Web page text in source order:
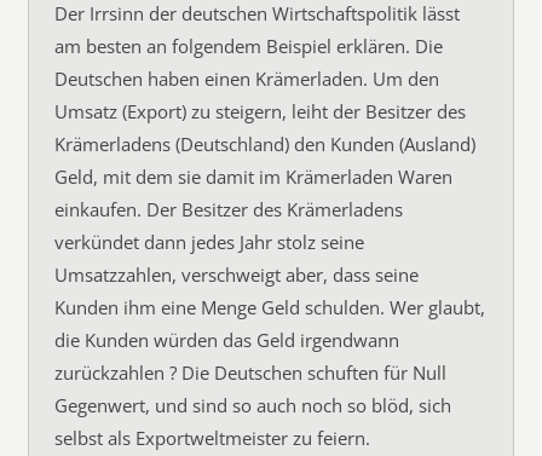
Der Irrsinn der deutschen Wirtschaftspolitik lässt
am besten an folgendem Beispiel erklären. Die
Deutschen haben einen Krämerladen. Um den
Umsatz (Export) zu steigern, leiht der Besitzer des
Krämerladens (Deutschland) den Kunden (Ausland)
Geld, mit dem sie damit im Krämerladen Waren
einkaufen. Der Besitzer des Krämerladens
verkündet dann jedes Jahr stolz seine
Umsatzzahlen, verschweigt aber, dass seine
Kunden ihm eine Menge Geld schulden. Wer glaubt,
die Kunden würden das Geld irgendwann
zurückzahlen ? Die Deutschen schuften für Null
Gegenwert, und sind so auch noch so blöd, sich
selbst als Exportweltmeister zu feiern.